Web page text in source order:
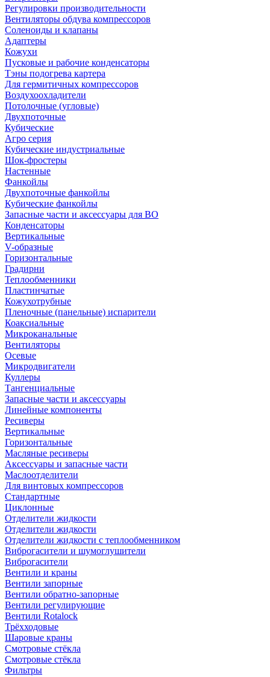
Регулировки производительности
Вентиляторы обдува компрессоров
Соленоиды и клапаны
Адаптеры
Кожухи
Пусковые и рабочие конденсаторы
Тэны подогрева картера
Для гермитичных компрессоров
Воздухоохладители
Потолочные (угловые)
Двухпоточные
Кубические
Агро серия
Кубические индустриальные
Шок-фростеры
Настенные
Фанкойлы
Двухпоточные фанкойлы
Кубические фанкойлы
Запасные части и аксессуары для ВО
Конденсаторы
Вертикальные
V-образные
Горизонтальные
Градирни
Теплообменники
Пластинчатые
Кожухотрубные
Пленочные (панельные) испарители
Коаксиальные
Микроканальные
Вентиляторы
Осевые
Микродвигатели
Куллеры
Тангенциальные
Запасные части и аксессуары
Линейные компоненты
Ресиверы
Вертикальные
Горизонтальные
Масляные ресиверы
Аксессуары и запасные части
Маслоотделители
Для винтовых компрессоров
Стандартные
Циклонные
Отделители жидкости
Отделители жидкости
Отделители жидкости с теплообменником
Виброгасители и шумоглушители
Виброгасители
Вентили и краны
Вентили запорные
Вентили обратно-запорные
Вентили регулирующие
Вентили Rotalock
Трёхходовые
Шаровые краны
Смотровые стёкла
Смотровые стёкла
Фильтры